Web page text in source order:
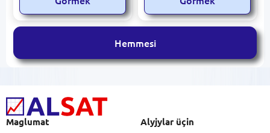
Hemmesi
Maglumat Alyjylar üçin